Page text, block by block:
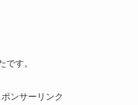
です。
ポンサーリンク